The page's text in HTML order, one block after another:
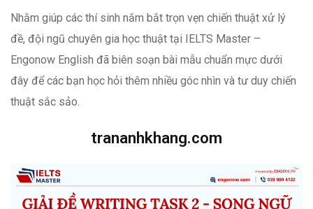
Nhằm giúp các thí sinh nắm bắt trọn vẹn chiến thuật xử lý
đề, đội ngũ chuyên gia học thuật tại IELTS Master –
Engonow English đã biên soạn bài mẫu chuẩn mực dưới
đây để các bạn học hỏi thêm nhiều góc nhìn và tư duy chiến
thuật sắc sảo.
trananhkhang.com